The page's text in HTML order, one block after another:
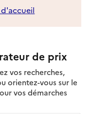
de prix
vos recherches,
orientez-vous sur le
vos démarches